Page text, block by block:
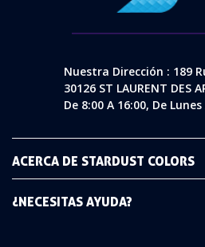
Nuestra Dirección : 189
30126 ST LAURENT DES
De 8:00 A 16:00, De
ACERCA DE STARDUST COLORS
¿NECESITAS AYUDA?